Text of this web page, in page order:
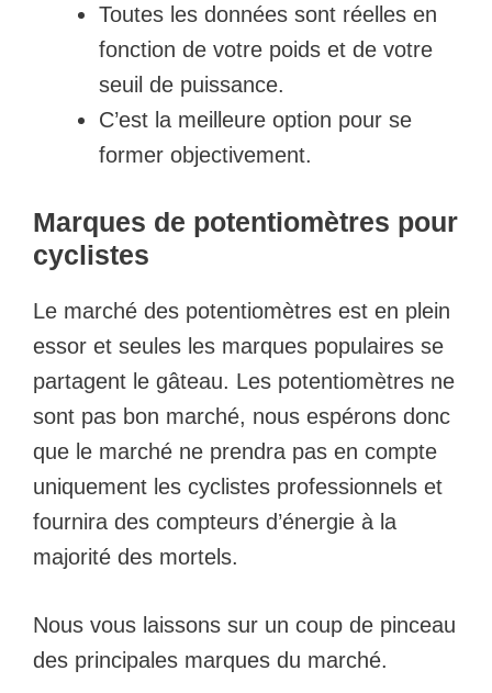
Toutes les données sont réelles en
fonction de votre poids et de votre
seuil de puissance.
C’est la meilleure option pour se
former objectivement.
Marques de potentiomètres pour
cyclistes
Le marché des potentiomètres est en plein
essor et seules les marques populaires se
partagent le gâteau. Les potentiomètres ne
sont pas bon marché, nous espérons donc
que le marché ne prendra pas en compte
uniquement les cyclistes professionnels et
fournira des compteurs d’énergie à la
majorité des mortels.
Nous vous laissons sur un coup de pinceau
des principales marques du marché.